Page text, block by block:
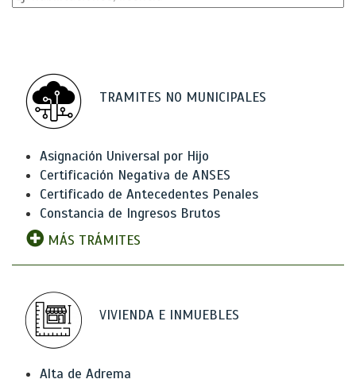
TRAMITES NO MUNICIPALES
Asignación Universal por Hijo
Certificación Negativa de ANSES
Certificado de Antecedentes Penales
Constancia de Ingresos Brutos
MÁS TRÁMITES
VIVIENDA E INMUEBLES
Alta de Adrema